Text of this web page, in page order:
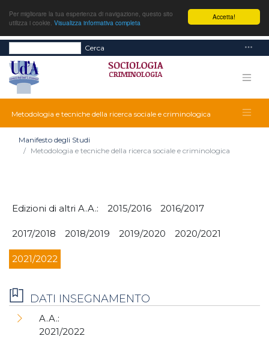
Accetta!
Per migliorare la tua esperienza di navigazione, questo sito
utilizza i cookie. Visualizza informativa completa
Cerca
Metodologia e tecniche della ricerca sociale e criminologica
Manifesto degli Studi
Metodologia e tecniche della ricerca sociale e criminologica
Edizioni di altri A.A.: 2015/2016 2016/2017
2017/2018 2018/2019 2019/2020 2020/2021
2021/2022
DATI INSEGNAMENTO
A.A.:
2021/2022